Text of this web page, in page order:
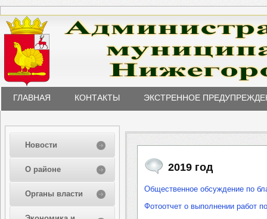
ГЛАВНАЯ КОНТАКТЫ ЭКСТРЕННОЕ
Новости
О районе
Органы власти
2019 год
Общественное обсуждение по
Фотоотчет о выполнении работ